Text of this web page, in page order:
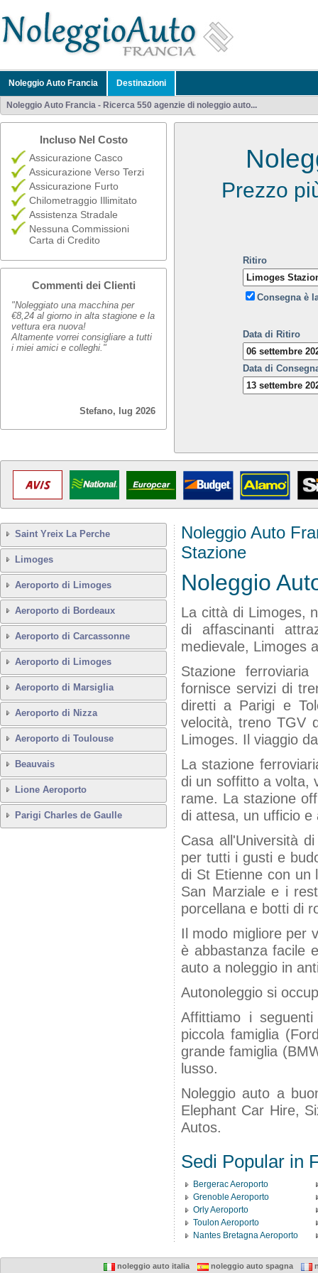
Noleggio Auto Francia Destinazioni
Noleggio Auto Francia - Ricerca 550 agenzie di noleggio auto...
Incluso Nel Costo
Assicurazione Casco
Assicurazione Verso Terzi
Assicurazione Furto
Chilometraggio Illimitato
Assistenza Stradale
Nessuna Commissioni
Carta di Credito
Commenti dei Clienti
"Noleggiato una macchina per
€8,24 al giorno in alta stagione e la
vettura era nuova!
Altamente vorrei consigliare a tutti
i miei amici e colleghi."
Stefano, lug 2026
Prezzo
Ritiro
Consegna è
Data di Ritiro
Data di
Saint Yreix La Perche
Limoges
Aeroporto di Limoges
Aeroporto di Bordeaux
Aeroporto di Carcassonne
Aeroporto di Limoges
Aeroporto di Marsiglia
Aeroporto di Nizza
Aeroporto di Toulouse
Beauvais
Lione Aeroporto
Parigi Charles de Gaulle
Noleggio Auto
Stazione
Noleggio
La città di Limoges,
di affascinanti
medievale, Limoges
Stazione
fornisce servizi di
diretti a Parigi e
velocità, treno TGV
Limoges. Il viaggio
La stazione
di un soffitto a volta,
rame. La stazione
di attesa, un ufficio e
Casa all'Università
per tutti i gusti e
di St Etienne con un
San Marziale e i
porcellana e botti di
Il modo migliore per
è abbastanza facile
auto a noleggio in
Autonoleggio si
Affittiamo i
piccola famiglia
grande famiglia
lusso.
Noleggio auto a
Elephant Car Hire,
Autos.
Sedi Popular in
Bergerac Aeroporto
Grenoble Aeroporto
Orly Aeroporto
Toulon Aeroporto
Nantes Bretagna Aeroporto
noleggio auto italia noleggio auto spagna